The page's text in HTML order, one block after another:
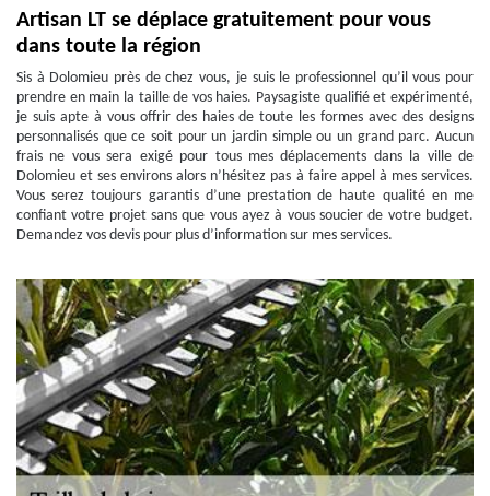
Artisan LT se déplace gratuitement pour vous
dans toute la région
Sis à Dolomieu près de chez vous, je suis le professionnel qu’il vous pour
prendre en main la taille de vos haies. Paysagiste qualifié et expérimenté,
je suis apte à vous offrir des haies de toute les formes avec des designs
personnalisés que ce soit pour un jardin simple ou un grand parc. Aucun
frais ne vous sera exigé pour tous mes déplacements dans la ville de
Dolomieu et ses environs alors n’hésitez pas à faire appel à mes services.
Vous serez toujours garantis d’une prestation de haute qualité en me
confiant votre projet sans que vous ayez à vous soucier de votre budget.
Demandez vos devis pour plus d’information sur mes services.